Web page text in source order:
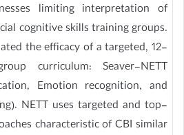
limiting interpretation of
cognitive skills training groups.
the efficacy of a targeted, 12-
curriculum: Seaver-NETT
Emotion recognition, and
NETT uses targeted and top-
characteristic of CBI similar